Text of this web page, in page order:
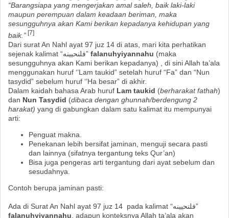
“Barangsiapa yang mengerjakan amal saleh, baik laki-laki
maupun perempuan dalam keadaan beriman, maka
sesungguhnya akan Kami berikan kepadanya kehidupan yang
baik.” [7]
Dari surat An Nahl ayat 97 juz 14 di atas, mari kita perhatikan
sejenak kalimat
“فلنحيينه” falanuhyiyannahu (maka
sesungguhnya akan Kami berikan kepadanya) , di sini Allah ta’ala
menggunakan huruf ‘’Lam taukid” setelah huruf “Fa” dan “Nun
tasydid” sebelum huruf ‘’Ha besar” di akhir.
Dalam kaidah bahasa Arab huruf Lam taukid (berharakat fathah)
dan Nun Tasydid (dibaca dengan ghunnah/berdengung 2
harakat) yang di gabungkan dalam satu kalimat itu mempunyai
arti:
Penguat makna.
Penekanan lebih bersifat jaminan, menguji secara pasti
dan lainnya (sifatnya tergantung teks Qur’an)
Bisa juga pengeras arti tergantung dari ayat sebelum dan
sesudahnya.
Contoh berupa jaminan pasti:
Ada di Surat An Nahl ayat 97 juz 14 pada kalimat
“فلنحيينه”
falanuhyiyannahu , adapun konteksnya Allah ta’ala akan